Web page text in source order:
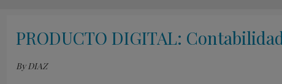
PRODUCTO DIGITAL:
By DIAZ